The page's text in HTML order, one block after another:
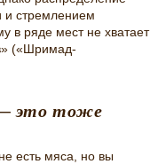
и стремлением
в ряде мест не хватает
(«Шримад-
— это тоже
есть мяса, но вы